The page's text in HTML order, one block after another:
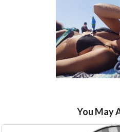
You May